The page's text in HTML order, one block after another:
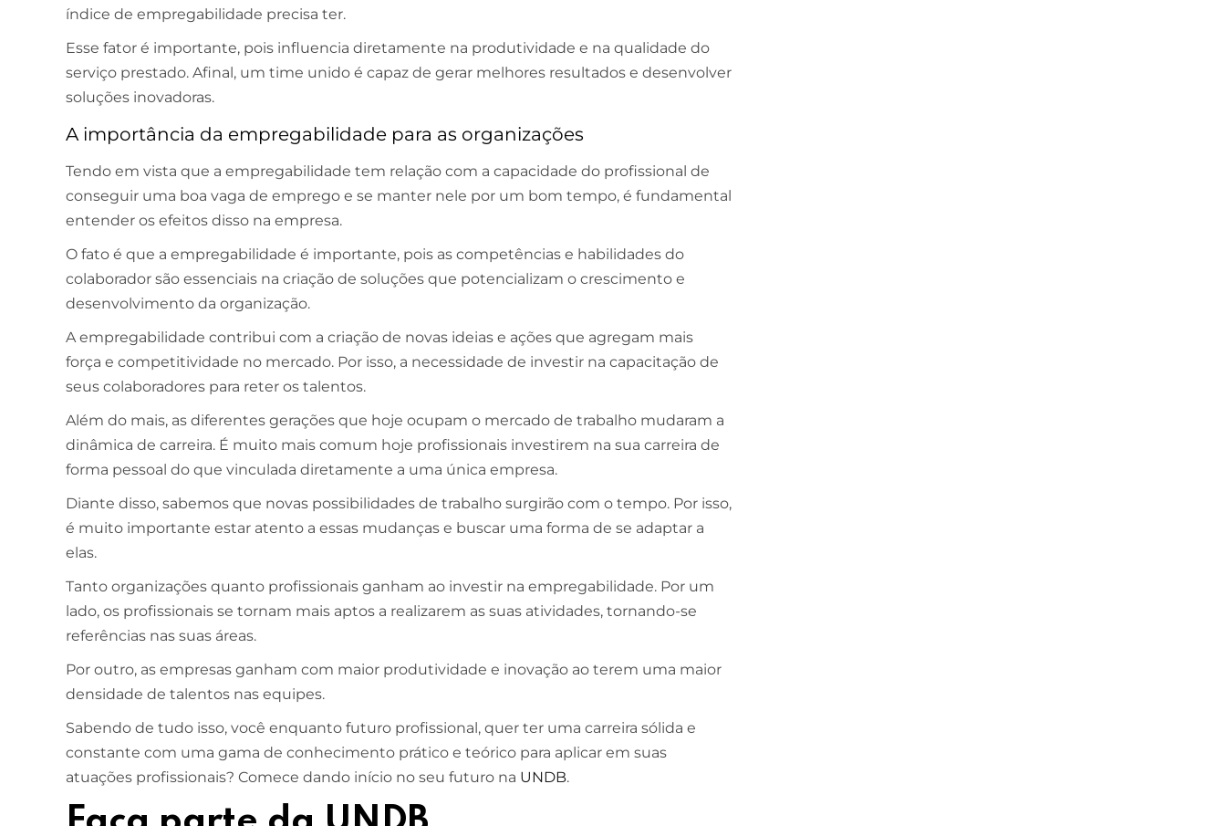
índice de empregabilidade precisa ter.
Esse fator é importante, pois influencia diretamente na produtividade e na qualidade do
serviço prestado. Afinal, um time unido é capaz de gerar melhores resultados e desenvolver
soluções inovadoras.
A importância da empregabilidade para as organizações
Tendo em vista que a empregabilidade tem relação com a capacidade do profissional de
conseguir uma boa vaga de emprego e se manter nele por um bom tempo, é fundamental
entender os efeitos disso na empresa.
O fato é que a empregabilidade é importante, pois as competências e habilidades do
colaborador são essenciais na criação de soluções que potencializam o crescimento e
desenvolvimento da organização.
A empregabilidade contribui com a criação de novas ideias e ações que agregam mais
força e competitividade no mercado. Por isso, a necessidade de investir na capacitação de
seus colaboradores para reter os talentos.
Além do mais, as diferentes gerações que hoje ocupam o mercado de trabalho mudaram a
dinâmica de carreira. É muito mais comum hoje profissionais investirem na sua carreira de
forma pessoal do que vinculada diretamente a uma única empresa.
Diante disso, sabemos que novas possibilidades de trabalho surgirão com o tempo. Por isso,
é muito importante estar atento a essas mudanças e buscar uma forma de se adaptar a
elas.
Tanto organizações quanto profissionais ganham ao investir na empregabilidade. Por um
lado, os profissionais se tornam mais aptos a realizarem as suas atividades, tornando-se
referências nas suas áreas.
Por outro, as empresas ganham com maior produtividade e inovação ao terem uma maior
densidade de talentos nas equipes.
Sabendo de tudo isso, você enquanto futuro profissional, quer ter uma carreira sólida e
constante com uma gama de conhecimento prático e teórico para aplicar em suas
atuações profissionais? Comece dando início no seu futuro na UNDB.